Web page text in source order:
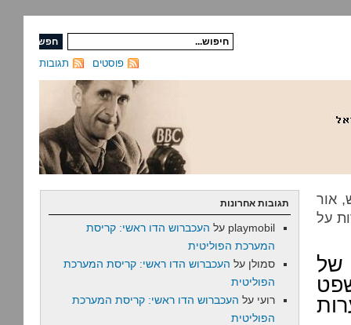
תגובות פוסטים
אור
על
של
תגובות אחרונות
playmobil על העכברוש הדו ראשי: קריסת
המערכת הפוליטית
סמולן על העכברוש הדו ראשי: קריסת המערכת
הפוליטית
רועי על העכברוש הדו ראשי: קריסת המערכת
הפוליטית